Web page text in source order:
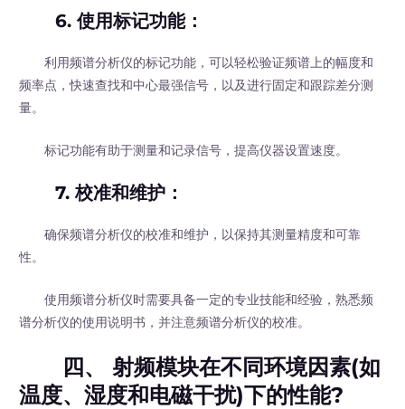
6.使用标记功能：
利用频谱分析仪的标记功能，可以轻松验证频谱上的幅度和
频率点，快速查找和中心最强信号，以及进行固定和跟踪差分测
量。
标记功能有助于测量和记录信号，提高仪器设置速度。
7.校准和维护 ：
确保频谱分析仪的校准和维护，以保持其测量精度和可靠
性。
使用频谱分析仪时需要具备一定的专业技能和经验，熟悉频
谱分析仪的使用说明书，并注意频谱分析仪的校准。
四、 射频模块在不同环境因素(如
温度、湿度和电磁干扰)下的性能?